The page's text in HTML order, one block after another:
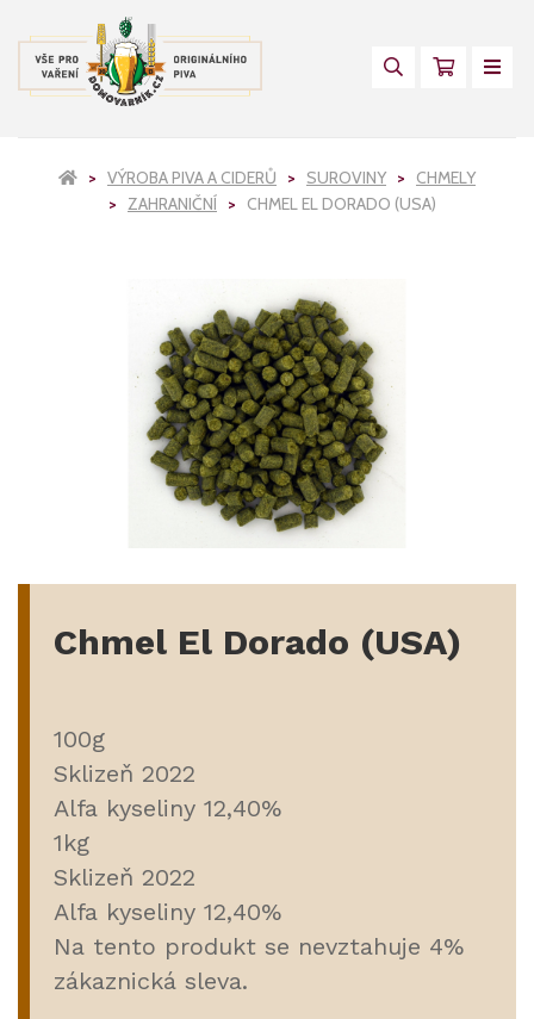
VÝROBA PIVA A CIDERŮ SUROVINY
CHMELY
ZAHRANIČNÍ
CHMEL EL DORADO (USA)
Chmel El Dorado (USA)
100g
Sklizeň 2022
Alfa kyseliny 12,40%
1kg
Sklizeň 2022
Alfa kyseliny 12,40%
Na tento produkt se nevztahuje 4%
zákaznická sleva.